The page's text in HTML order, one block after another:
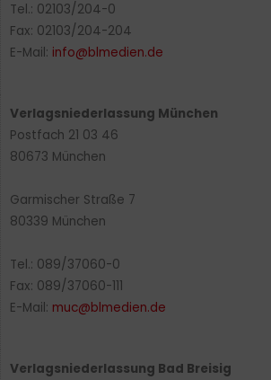
Tel.: 02103/204-0
Fax: 02103/204-204
E-Mail: info@blmedien.de
Verlagsniederlassung München
Postfach 21 03 46
80673 München
Garmischer Straße 7
80339 München
Tel.: 089/37060-0
Fax: 089/37060-111
E-Mail: muc@blmedien.de
Verlagsniederlassung Bad Breisig